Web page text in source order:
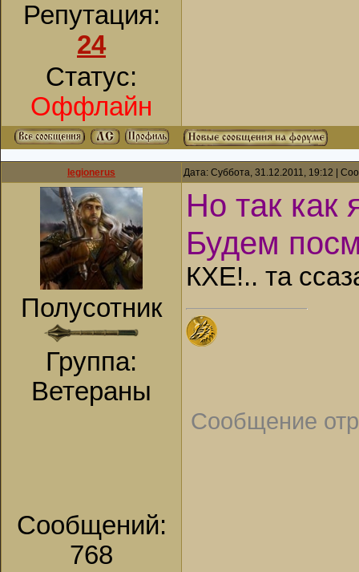
Репутация:
24
Статус:
Оффлайн
legionerus Дата: Суббота, 31.12.2011, 19:12 |
Полусотник
Группа:
Ветераны
Сообщений:
768
Но так как
Будем
КХЕ!.. та
Сообщение